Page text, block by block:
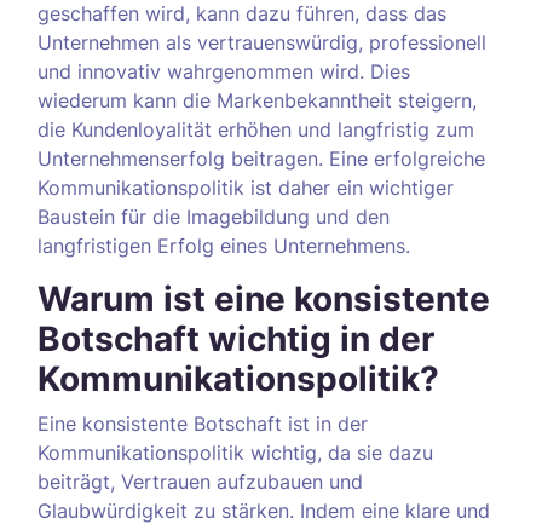
geschaffen wird, kann dazu führen, dass das
Unternehmen als vertrauenswürdig, professionell
und innovativ wahrgenommen wird. Dies
wiederum kann die Markenbekanntheit steigern,
die Kundenloyalität erhöhen und langfristig zum
Unternehmenserfolg beitragen. Eine erfolgreiche
Kommunikationspolitik ist daher ein wichtiger
Baustein für die Imagebildung und den
langfristigen Erfolg eines Unternehmens.
Warum ist eine konsistente
Botschaft wichtig in der
Kommunikationspolitik?
Eine konsistente Botschaft ist in der
Kommunikationspolitik wichtig, da sie dazu
beiträgt, Vertrauen aufzubauen und
Glaubwürdigkeit zu stärken. Indem eine klare und